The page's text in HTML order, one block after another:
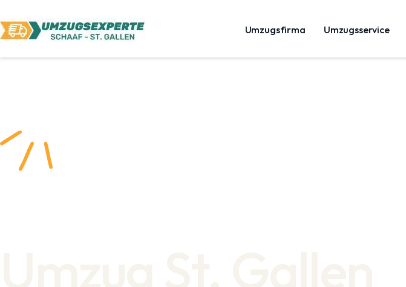
Umzugsfirma Umzugsservice